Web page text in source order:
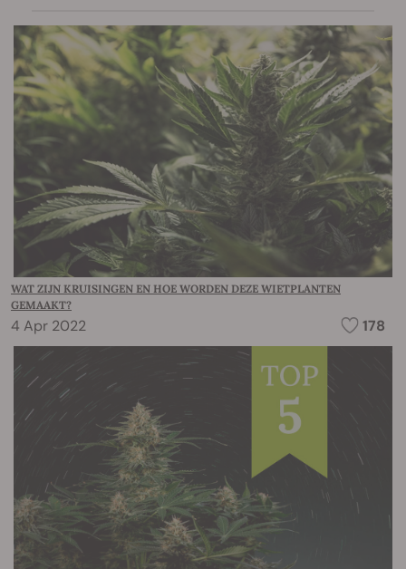
WAT ZIJN KRUISINGEN EN HOE WORDEN DEZE WIETPLANTEN
GEMAAKT?
4 Apr 2022 178